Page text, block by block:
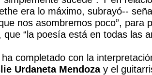
era lo máximo, subrayó--
nos asombremos poco”, para
que “la poesía está en todas las
completado con la
Urdaneta Mendozay el